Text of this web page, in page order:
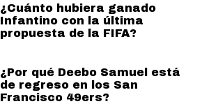
¿Cuánto hubiera ganado
Infantino con la última
propuesta de la FIFA?
¿Por qué Deebo Samuel está
de regreso en los San
Francisco 49ers?